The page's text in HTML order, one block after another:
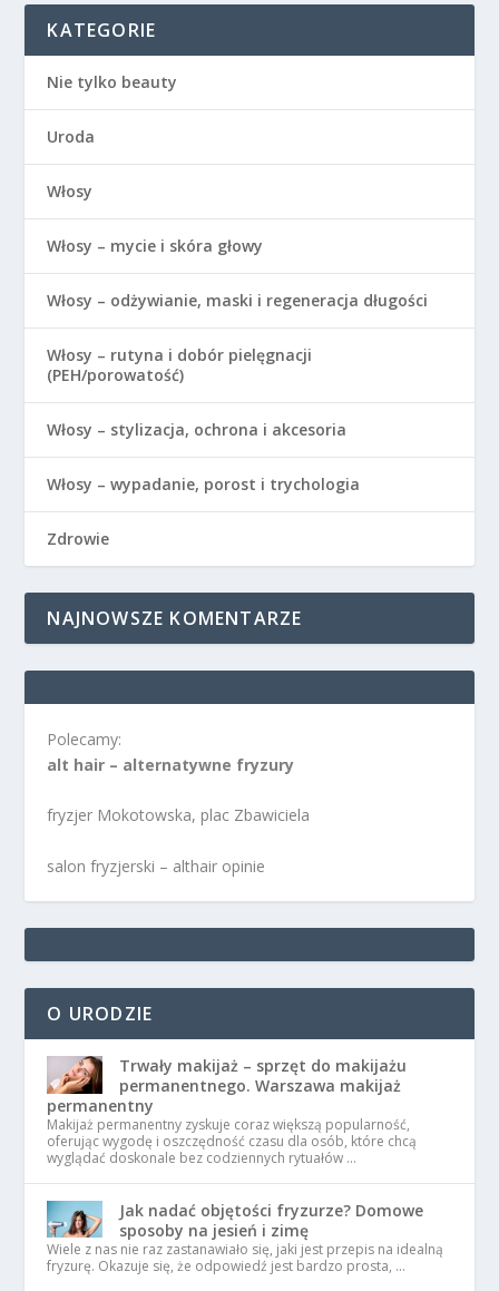
KATEGORIE
Nie tylko beauty
Uroda
Włosy
Włosy – mycie i skóra głowy
Włosy – odżywianie, maski i regeneracja długości
Włosy – rutyna i dobór pielęgnacji
(PEH/porowatość)
Włosy – stylizacja, ochrona i akcesoria
Włosy – wypadanie, porost i trychologia
Zdrowie
NAJNOWSZE KOMENTARZE
Polecamy:
alt hair – alternatywne fryzury
fryzjer Mokotowska, plac Zbawiciela
salon fryzjerski – althair opinie
O URODZIE
Trwały makijaż – sprzęt do makijażu
permanentnego. Warszawa makijaż
permanentny
Makijaż permanentny zyskuje coraz większą popularność,
oferując wygodę i oszczędność czasu dla osób, które chcą
wyglądać doskonale bez codziennych rytuałów …
Jak nadać objętości fryzurze? Domowe
sposoby na jesień i zimę
Wiele z nas nie raz zastanawiało się, jaki jest przepis na idealną
fryzurę. Okazuje się, że odpowiedź jest bardzo prosta, …